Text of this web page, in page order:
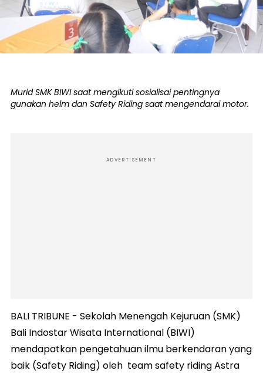
Murid SMK BIWI saat mengikuti sosialisai pentingnya
gunakan helm dan Safety Riding saat mengendarai motor.
ADVERTISEMENT
BALI TRIBUNE - Sekolah Menengah Kejuruan (SMK)
Bali Indostar Wisata International (BIWI)
mendapatkan pengetahuan ilmu berkendaran yang
baik (Safety Riding) oleh team safety riding Astra